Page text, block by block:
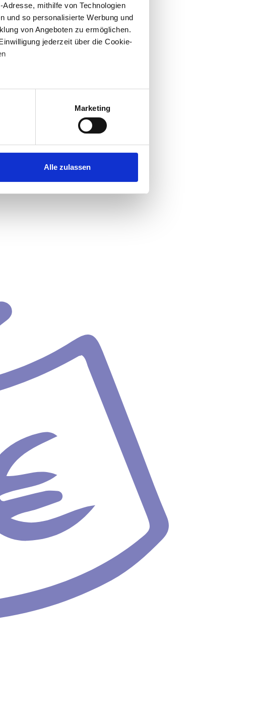
mithilfe von Technologien
und so personalisierte Werbung und
von Angeboten zu ermöglichen.
jederzeit über die Cookie-
genau sein können
identifizieren
Sie Ihre Präferenzen imAbschnitt
soziale Medien anbieten zu können
zu Ihrer Verwendung unserer
Partner führen diese Informationen
Marketing
Alle zulassen